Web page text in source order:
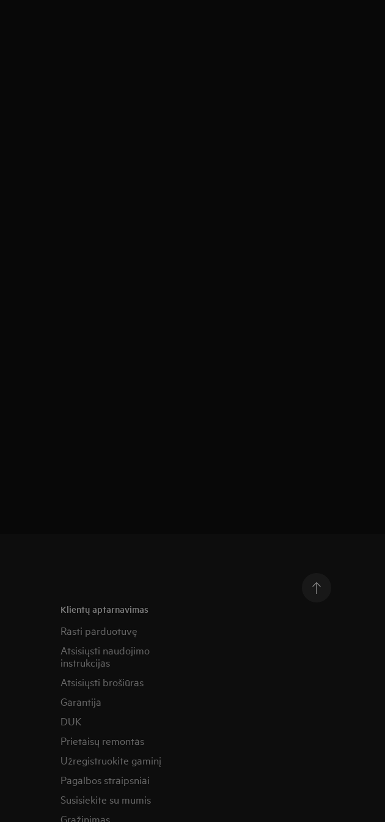
Klientų aptarnavimas
Rasti parduotuvę
Atsisiųsti naudojimo
instrukcijas
Atsisiųsti brošiūras
Garantija
DUK
Prietaisų remontas
Užregistruokite gaminį
Pagalbos straipsniai
Susisiekite su mumis
Grąžinimas